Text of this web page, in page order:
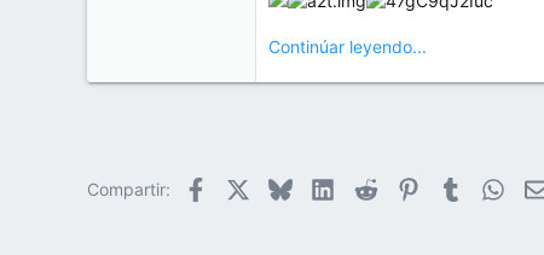
Continúar leyendo...
Compartir: Facebook BlueskyLinkedIn
Reddit PinterestTumblr